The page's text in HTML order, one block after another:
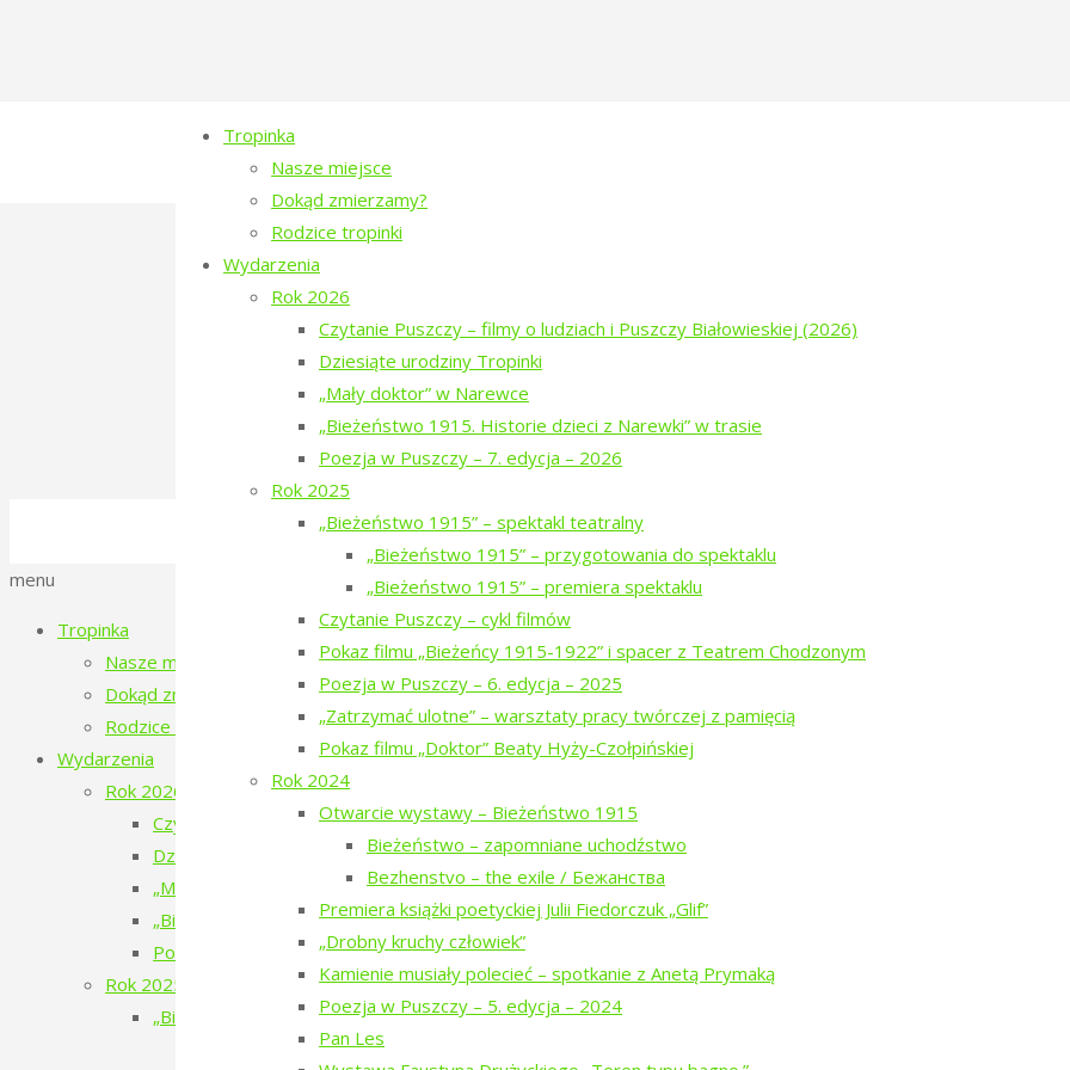
Tropinka
Nasze miejsce
Dokąd zmierzamy?
Rodzice tropinki
Wydarzenia
Rok 2026
Czytanie Puszczy – filmy o ludziach i Puszczy Białowieskiej (2026)
Dziesiąte urodziny Tropinki
„Mały doktor” w Narewce
„Bieżeństwo 1915. Historie dzieci z Narewki” w trasie
Poezja w Puszczy – 7. edycja – 2026
Rok 2025
„Bieżeństwo 1915” – spektakl teatralny
„Bieżeństwo 1915” – przygotowania do spektaklu
„Bieżeństwo 1915” – premiera spektaklu
Czytanie Puszczy – cykl filmów
Pokaz filmu „Bieżeńcy 1915-1922” i spacer z Teatrem Chodzonym
Poezja w Puszczy – 6. edycja – 2025
„Zatrzymać ulotne” – warsztaty pracy twórczej z pamięcią
Pokaz filmu „Doktor” Beaty Hyży-Czołpińskiej
Rok 2024
Otwarcie wystawy – Bieżeństwo 1915
Bieżeństwo – zapomniane uchodźstwo
Bezhenstvo – the exile / Бежанства
Premiera książki poetyckiej Julii Fiedorczuk „Glif”
„Drobny kruchy człowiek”
Kamienie musiały polecieć – spotkanie z Anetą Prymaką
Poezja w Puszczy – 5. edycja – 2024
Pan Les
tropinka-2021-sasiedzi-ktorych-juz-nie-ma-mogila-
1280 × 813pixels 80. Rocznica Zagłady Żydów Narewkowskich
Previous image
Next image
©2016-2026 Stowarzyszenie na Rzecz Dialogu „Tropinka”
menu
Tropinka
Nasze miejsce
Dokąd zmierzamy?
Rodzice tropinki
Wydarzenia
Rok 2026
Czytanie Puszczy – filmy o ludziach i Puszczy Białowieskiej (2026)
Dziesiąte urodziny Tropinki
„Mały doktor” w Narewce
„Bieżeństwo 1915. Historie dzieci z Narewki” w trasie
Poezja w Puszczy – 7. edycja – 2026
Rok 2025
„Bieżeństwo 1915” – spektakl teatralny
„Bieżeństwo 1915” – przygotowania do spektaklu